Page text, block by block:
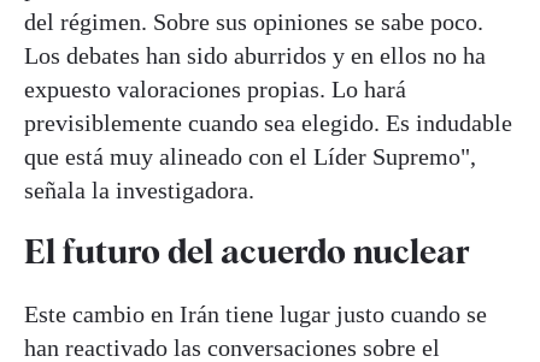
del régimen. Sobre sus opiniones se sabe poco.
Los debates han sido aburridos y en ellos no ha
expuesto valoraciones propias. Lo hará
previsiblemente cuando sea elegido. Es indudable
que está muy alineado con el Líder Supremo",
señala la investigadora.
El futuro del acuerdo nuclear
Este cambio en Irán tiene lugar justo cuando se
han reactivado las conversaciones sobre el